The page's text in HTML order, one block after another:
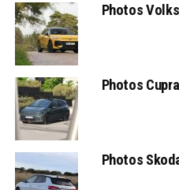
Photos
Photos
Photos